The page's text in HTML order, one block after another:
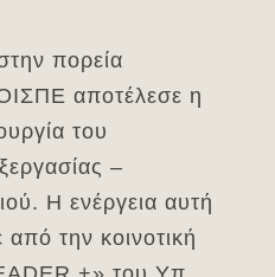
πορεία
αποτέλεσε η
του
–
Η ενέργεια αυτή
την κοινοτική